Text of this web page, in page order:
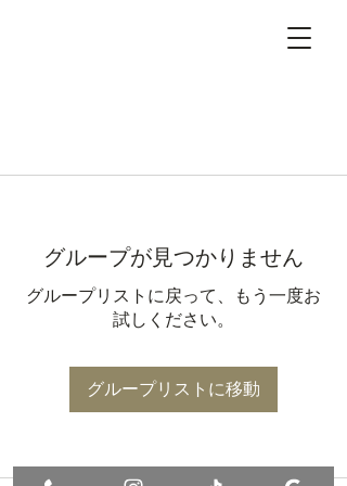
グループが見つかりません
グループリストに戻って、もう一度お
試しください。
グループリストに移動